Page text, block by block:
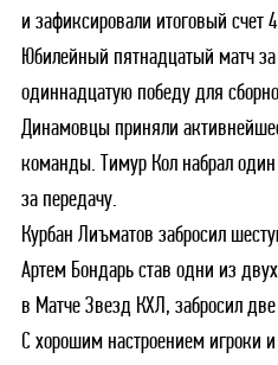
и зафиксировали итоговый счет
Юбилейный пятнадцатый матч
одиннадцатую победу для
Динамовцы приняли
команды. Тимур Кол набрал один
за передачу.
Курбан Лиъматов забросил
Артем Бондарь став одни из
в Матче Звезд КХЛ, забросил
С хорошим настроением игроки